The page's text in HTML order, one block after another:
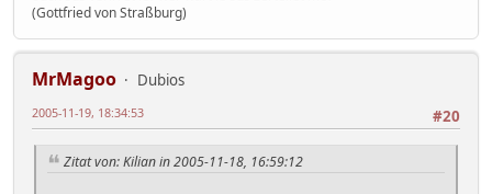
(Gottfried von Straßburg)
MrMagoo
Dubios
#20
2005-11-19, 18:34:53
Zitat von: Kilian in 2005-11-18, 16:59:12